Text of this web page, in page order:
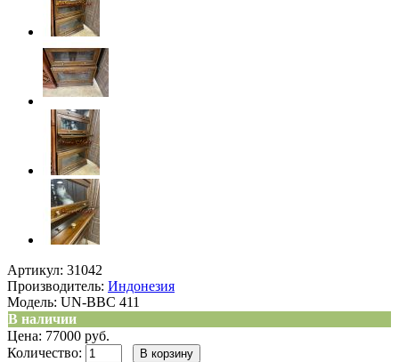
Артикул: 31042
Производитель: Индонезия
Модель: UN-BBC 411
В наличии
Цена: 77000 руб.
Количество: